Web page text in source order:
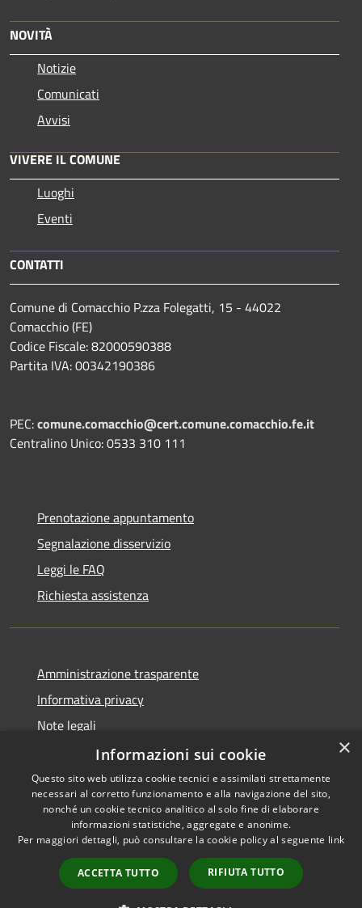
NOVITÀ
Notizie
Comunicati
Avvisi
VIVERE IL COMUNE
Luoghi
Eventi
CONTATTI
Comune di Comacchio P.zza Folegatti, 15 - 44022
Comacchio (FE)
Codice Fiscale: 82000590388
Partita IVA: 00342190386
PEC:comune.comacchio@cert.comune.comacchio.fe.it
Centralino Unico: 0533 310 111
Prenotazione appuntamento
Segnalazione disservizio
Leggi le FAQ
Richiesta assistenza
Amministrazione trasparente
Informativa privacy
Note legali
Dichiarazione di accessibilità
RSS
Accessibilità
Copyright © 2026 • Città di
Municipium•
Accesso
redazione
×
Informazioni sui cookie
Questo sito web utilizza cookie tecnici e assimilati strettamente
necessari al corretto funzionamento e alla navigazione del sito,
nonché un cookie tecnico analitico al solo fine di elaborare
informazioni statistiche, aggregate e anonime.
Per maggiori dettagli, può consultare la cookie policy al seguente link
ACCETTA TUTTO RIFIUTA TUTTO